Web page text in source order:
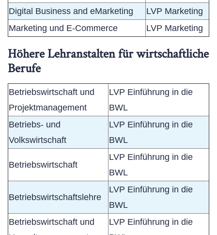
Digital Business and eMarketing
LVP Marketing
Marketing und E-Commerce
LVP Marketing
Höhere Lehranstalten für wirtschaftliche
Berufe
Betriebswirtschaft und
Projektmanagement
LVP Einführung in die
BWL
Betriebs- und
Volkswirtschaft
LVP Einführung in die
BWL
Betriebswirtschaft
LVP Einführung in die
BWL
Betriebswirtschaftslehre
LVP Einführung in die
BWL
Betriebswirtschaft und
LVP Einführung in die